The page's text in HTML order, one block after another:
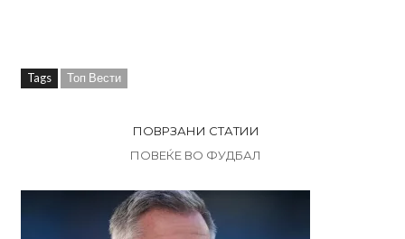
Tags Топ Вести
ПОВРЗАНИ СТАТИИ
ПОВЕЌЕ ВО ФУДБАЛ